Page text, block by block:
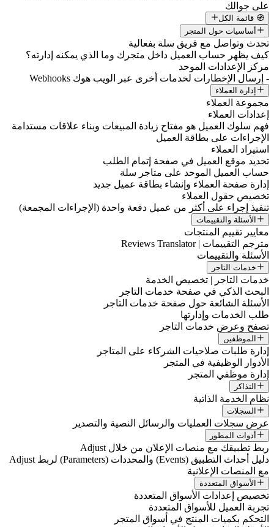
على جوالك
🧭 قائمة الكل
أساسيات حول المتجر
تحدث وتواصل مع فريق سلة بفعالية
كيف يظهر حساب العميل داخل متجرك وما الذي يمكنه إدارته؟
مركز الإعدادات الموحد
- إرسال الإخطارات لخدمات أخرى عبر الويب هوك Webhooks
إدارة العملاء
مجموعة العملاء
إعدادات العملاء
فهم سلوك العميل هو مفتاح زيادة المبيعات وبناء علاقات مستدامة
الإجراءات على بطاقة العميل
استيراد العملاء
تحديد موقع العميل في صفحة إتمام الطلب
حساب العميل الموحد على متاجر سلة
إدارة صفحة العملاء وإنشاء بطاقة عميل جديد
تخصيص حقول العملاء
تنفيذ إجراء على أكثر من عميل دفعة واحدة (الإجراءات المجمعة)
الأسئلة والتقييمات
معايير تقييم المنتجات
مترجم التقييمات | Reviews Translator
الأسئلة والتقييمات
خدمات التاجر
خدمات التاجر | تخصيص الخدمة
البحث الذكي في صفحة خدمات التاجر
الأسئلة الشائعة حول صفحة خدمات التاجر
طلب الخدمات وإدارتها
تصفح وعرض خدمات التاجر
الموظفين
إدارة طلبات صلاحيات الشركاء على المتاجر
الأدوار الوظيفية في المتجر
إدارة موظفي المتجر
التذاكر
نظام الخدمة الذاتية
السجلات
عرض سجلات العمليات والرسائل النصية والتصدير
أدوات المطور
ربط تطبيقك مع منصات الإعلان من خلال Adjust
دليل أحداث التطبيق (Events) والمحددات (Parameters) لربط Adjust
مع المنصات الإعلانية
الأسواق المتعددة
تخصيص إعدادات الأسواق المتعددة
تجربة العميل للأسواق المتعددة
التحكم بكميات المنتج في أسواق المتجر